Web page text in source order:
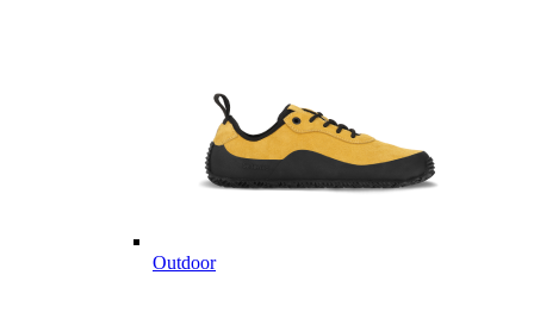
Outdoor